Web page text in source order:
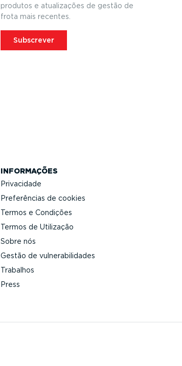
produtos e atuali­zações de gestão de
frota mais recentes.
Subscrever
INFORMAÇÕES
Privacidade
Prefe­rências de cookies
Termos e Condições
Termos de Utilização
Sobre nós
Gestão de vulne­ra­bi­li­dades
Trabalhos
Press